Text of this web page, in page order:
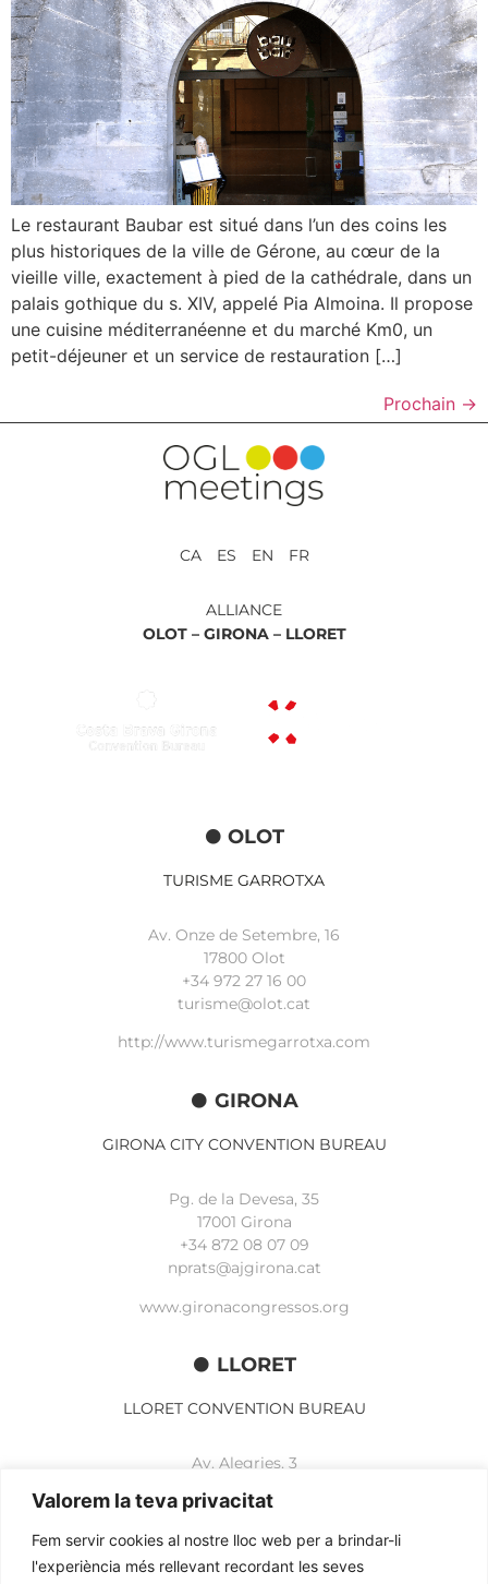
Valorem la teva privacitat
Fem servir cookies al nostre lloc web per a brindar-li
l'experiència més rellevant recordant les seves
Le restaurant Baubar est situé dans l’un des coins les
plus historiques de la ville de Gérone, au cœur de la
vieille ville, exactement à pied de la cathédrale, dans un
palais gothique du s. XIV, appelé Pia Almoina. Il propose
une cuisine méditerranéenne et du marché Km0, un
petit-déjeuner et un service de restauration […]
Prochain →
CA ES EN FR
ALLIANCE
OLOT – GIRONA – LLORET
OLOT
TURISME GARROTXA
Av. Onze de Setembre, 16
17800 Olot
+34 972 27 16 00
turisme@olot.cat
http://www.turismegarrotxa.com
GIRONA
GIRONA CITY CONVENTION BUREAU
Pg. de la Devesa, 35
17001 Girona
+34 872 08 07 09
nprats@ajgirona.cat
www.gironacongressos.org
LLORET
LLORET CONVENTION BUREAU
Av. Alegries, 3
+34 972 365 788
mbelisario@lloret.cat
www.lloretcb.org